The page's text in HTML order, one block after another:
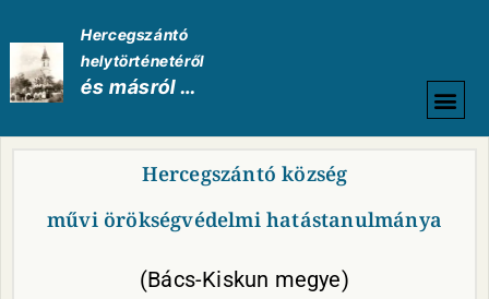
Hercegszántó
helytörténetéről
és másról …
Hercegszántó község
művi örökségvédelmi hatástanulmánya
(Bács-Kiskun megye)